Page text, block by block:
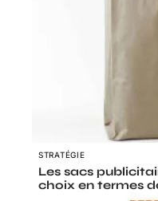
STRATÉGIE
Les sacs
choix en termes